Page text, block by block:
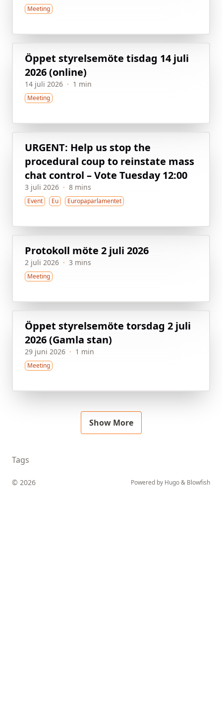
Meeting
Öppet styrelsemöte tisdag 14 juli
2026 (online)
14 juli 2026 · 1 min
Meeting
URGENT: Help us stop the
procedural coup to reinstate mass
chat control – Vote Tuesday 12:00
3 juli 2026 · 8 mins
Event Eu Europaparlamentet
Protokoll möte 2 juli 2026
2 juli 2026 · 3 mins
Meeting
Öppet styrelsemöte torsdag 2 juli
2026 (Gamla stan)
29 juni 2026 · 1 min
Meeting
Show More
Tags
© 2026 Powered by Hugo& Blowfish